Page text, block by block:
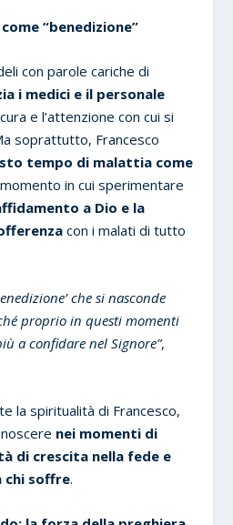
“benedizione”
con parole cariche di
i medici e il personale
e l’attenzione con cui si
soprattutto, Francesco
tempo di malattia come
in cui sperimentare
a Dio e la
con i malati di tutto
che si nasconde
proprio in questi momenti
a confidare nel Signore”,
la spiritualità di Francesco,
nei momenti di
di crescita nella fede e
chi soffre.